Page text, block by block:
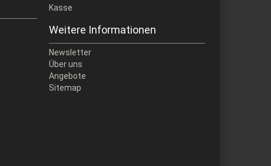
Kasse
Weitere Informationen
Newsletter
Über uns
Angebote
Sitemap